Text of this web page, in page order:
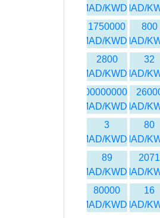
MAD/
MAD/KWD
800
MAD/
1750000
MAD/KWD
32
MAD/
2800
MAD/KWD
MAD/
500000000
MAD/KWD
80
MAD/
3
MAD/KWD
2071
MAD/
89
MAD/KWD
16
MAD/
80000
MAD/KWD